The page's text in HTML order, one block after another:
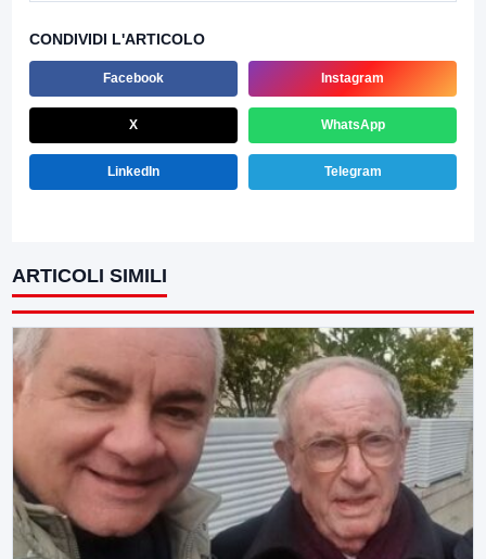
CONDIVIDI L'ARTICOLO
Facebook Instagram
X WhatsApp
LinkedIn Telegram
ARTICOLI SIMILI